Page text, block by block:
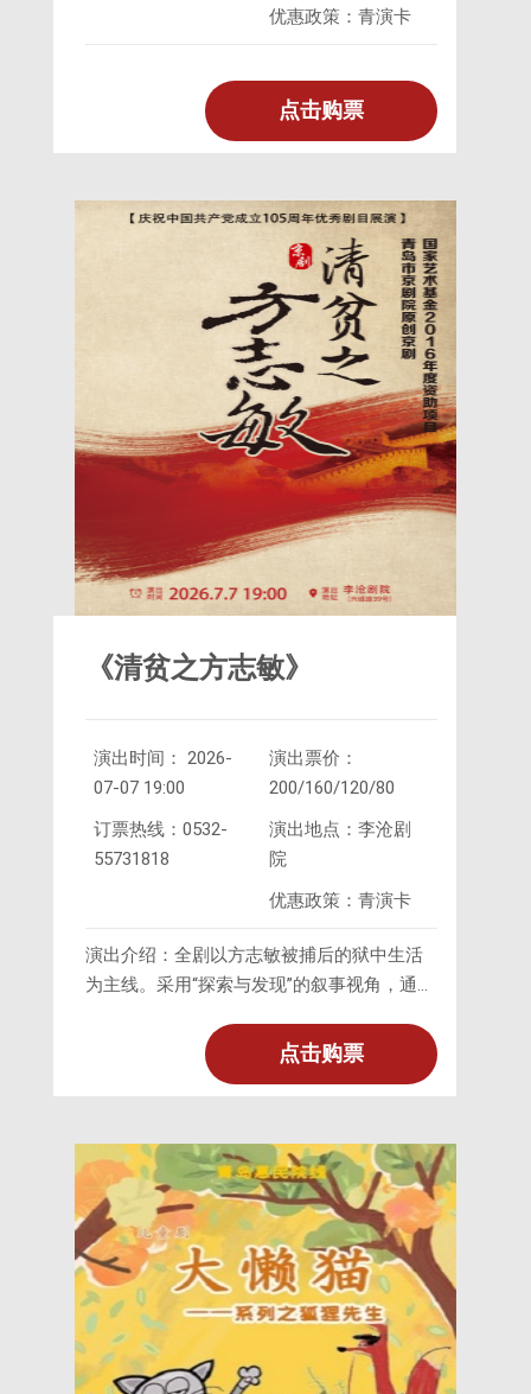
优惠政策：青演卡
点击购票
《清贫之方志敏》
演出时间： 2026-
07-07 19:00
订票热线：0532-
55731818
演出票价：
200/160/120/80
演出地点：李沧剧
院
优惠政策：青演卡
演出介绍：全剧以方志敏被捕后的狱中生活
为主线。采用“探索与发现”的叙事视角，通过
察，讲述她从最初对方志敏的怀疑，逐渐转
变为理解、同情、崇敬，并最终冒险帮其将
动，以及他与敌人之间的心理暗战与坚贞较
量。
点击购票